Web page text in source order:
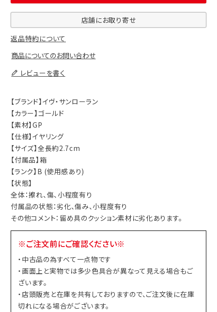
店舗にお取り寄せ
返品特約について
商品についてのお問い合わせ
レビューを書く
【ブランド】イヴ・サンローラン
【カラー】ゴールド
【素材】GP
【仕様】イヤリング
【サイズ】全長約2.7cm
【付属品】箱
【ランク】B (使用感あり)
【状態】
全体：擦れ、傷、小程度有り
付属品の状態：劣化、傷み、小程度有り
その他コメント：留め具のクッション素材に劣化あります。
※ご注文前にご確認ください※
・中古品の為すべて一点物です
・画面上と実物では多少色具合が異なって見える場合もご
ざいます。
・店頭販売と在庫を共有しておりますので、ご注文後に在庫
切れになる場合がございます。